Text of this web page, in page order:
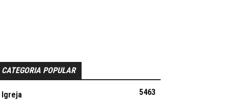
CATEGORIA POPULAR
Igreja
5463